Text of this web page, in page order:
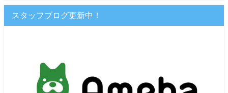
スタッフブログ更新中！